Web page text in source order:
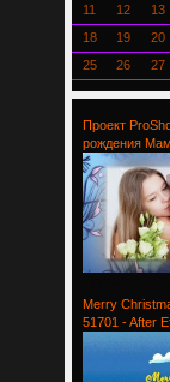
11
12 13
18
19 20
25
26 27
Проект
рождения
Merry
51701 - After